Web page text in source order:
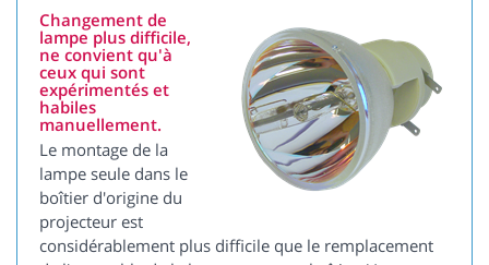
Changement de
lampe plus difficile,
ne convient qu'à
ceux qui sont
expérimentés et
habiles
manuellement.
Le montage de la
lampe seule dans le
boîtier d'origine du
projecteur est
considérablement plus difficile que le remplacement